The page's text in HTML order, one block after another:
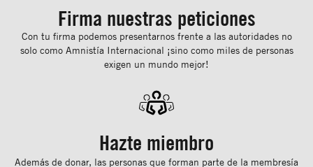
Firma nuestras peticiones
Con tu ﬁrma podemos presentarnos frente a las autoridades no
solo como Amnistía Internacional ¡sino como miles de personas
exigen un mundo mejor!
Hazte miembro
Además de donar, las personas que forman parte de la membresía